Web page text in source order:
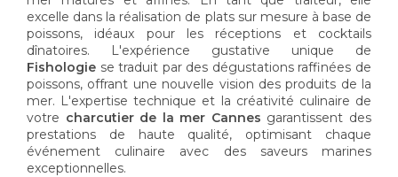
excelle dans la réalisation de plats sur mesure à base de
poissons, idéaux pour les réceptions et cocktails
dînatoires. L'expérience gustative unique de
Fishologie se traduit par des dégustations raffinées de
poissons, offrant une nouvelle vision des produits de la
mer. L'expertise technique et la créativité culinaire de
votre charcutier de la mer Cannes garantissent des
prestations de haute qualité, optimisant chaque
événement culinaire avec des saveurs marines
exceptionnelles.